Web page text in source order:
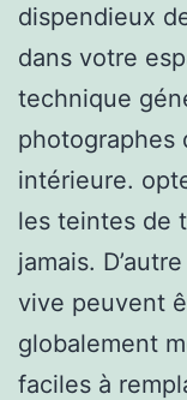
dispendieux
dans votre
technique
photographes
intérieure.
les teintes de
jamais.
vive peuvent
globalement
faciles à